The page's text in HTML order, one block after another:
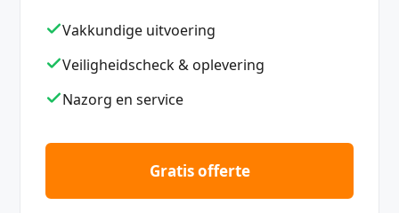
Vakkundige uitvoering
Veiligheidscheck & oplevering
Nazorg en service
Gratis offerte